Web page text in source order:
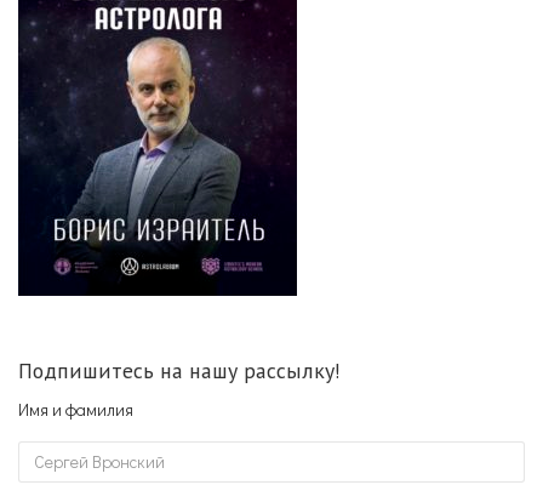
Подпишитесь на нашу рассылку!
Имя и фамилия